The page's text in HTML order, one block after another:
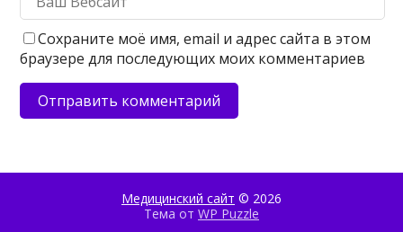
Сохраните моё имя, email и адрес сайта в этом
браузере для последующих моих комментариев
Медицинский сайт © 2026
Тема от WP Puzzle